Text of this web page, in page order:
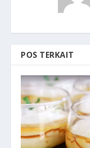
POS TERKAIT